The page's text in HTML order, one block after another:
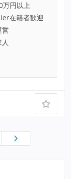
万円以上
在籍者歓迎
営